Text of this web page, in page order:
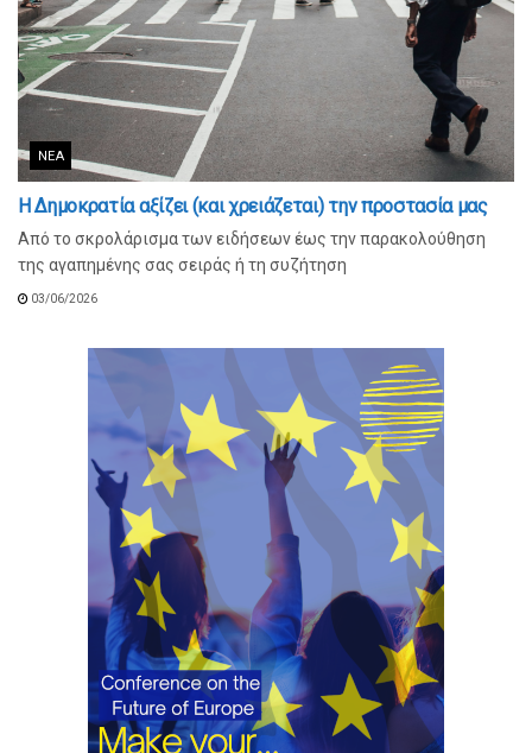
ΝΈΑ
Η Δημοκρατία αξίζει (και χρειάζεται) την προστασία μας
Από το σκρολάρισμα των ειδήσεων έως την παρακολούθηση
της αγαπημένης σας σειράς ή τη συζήτηση
03/06/2026